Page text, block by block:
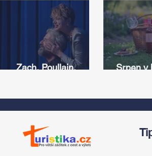
Zach, Poullain,
srpnu představí s
Divadlem Bez zábradlí
Voděrádky u Říčan
Srpen v
světa a